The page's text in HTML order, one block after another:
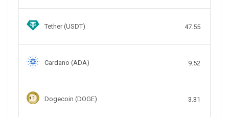
Tether (USDT) 47.55
Cardano (ADA) 9.52
Dogecoin (DOGE) 3.31